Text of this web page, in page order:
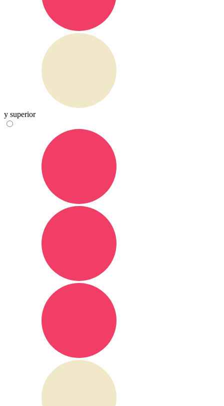
y superior